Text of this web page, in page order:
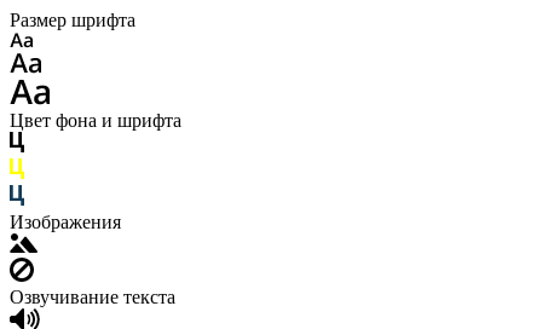
Размер шрифта
Цвет фона и шрифта
Изображения
Озвучивание текста